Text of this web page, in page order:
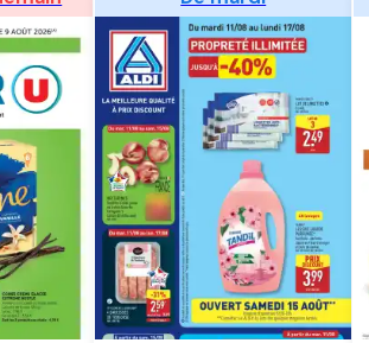
Regarder